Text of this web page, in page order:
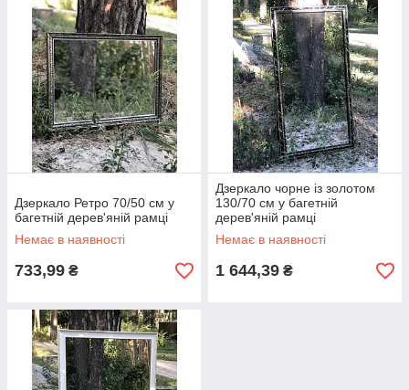
Дзеркало Ретро 70/50 см у
багетній дерев'яній рамці
Немає в наявності
733,99 ₴
Дзеркало чорне із золотом
130/70 см у багетній
дерев'яній рамці
Немає в наявності
1 644,39 ₴